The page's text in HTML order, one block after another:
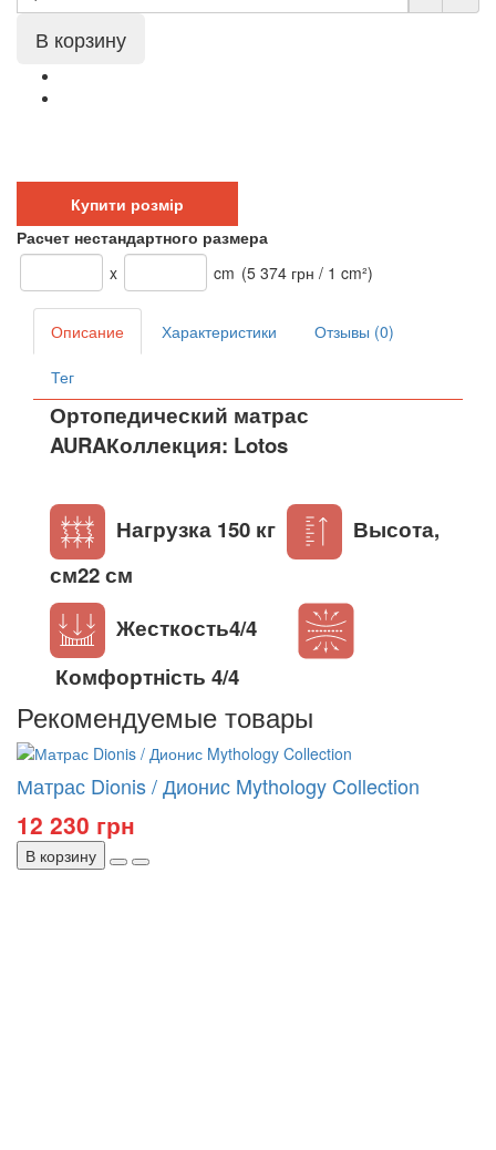
Купити розмір
Расчет нестандартного размера
x
cm (5 374 грн / 1 cm²)
Описание Характеристики Отзывы (0)
Тег
Ортопедический матрас
AURAКоллекция: Lotos
Нагрузка 150 кг
Высота,
см22 см
Жесткость4/4
Комфортність 4/4
Рекомендуемые товары
Матрас Dionis / Дионис Mythology Collection
12 230 грн
В корзину